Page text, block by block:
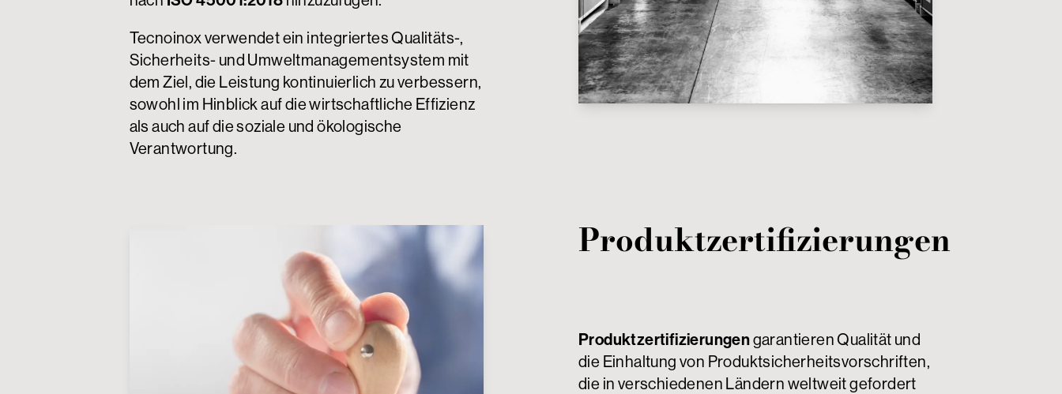
Tecnoinox verwendet ein integriertes Qualitäts-,
Sicherheits- und Umweltmanagementsystem mit
dem Ziel, die Leistung kontinuierlich zu verbessern,
sowohl im Hinblick auf die wirtschaftliche Effizienz
als auch auf die soziale und ökologische
Verantwortung.
Produktzertifizierungen
Produktzertifizierungengarantieren Qualität und
die Einhaltung von Produktsicherheitsvorschriften,
die in verschiedenen Ländern weltweit gefordert